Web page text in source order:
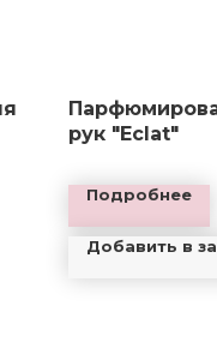
рук "Eclat"
Подробнее
Добавить в